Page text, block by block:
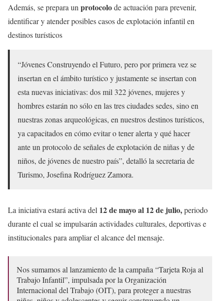
Además, se prepara un protocolode actuación para prevenir,
identificar y atender posibles casos de explotación infantil en
destinos turísticos
“Jóvenes Construyendo el Futuro, pero por primera vez se
insertan en el ámbito turístico y justamente se insertan con
esta nuevas iniciativas: dos mil 322 jóvenes, mujeres y
hombres estarán no sólo en las tres ciudades sedes, sino en
nuestras zonas arqueológicas, en nuestros destinos turísticos,
ya capacitados en cómo evitar o tener alerta y qué hacer
ante un protocolo de señales de explotación de niñas y de
niños, de jóvenes de nuestro país”, detalló la secretaria de
Turismo, Josefina Rodríguez Zamora.
La iniciativa estará activa del 12 de mayo al 12 de julio,periodo
durante el cual se impulsarán actividades culturales, deportivas e
institucionales para ampliar el alcance del mensaje.
Nos sumamos al lanzamiento de la campaña “Tarjeta Roja al
Trabajo Infantil”, impulsada por la Organización
Internacional del Trabajo (OIT), para proteger a nuestras